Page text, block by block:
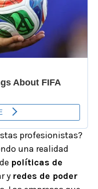
profesionistas?
una realidad
políticas de
y redes de poder